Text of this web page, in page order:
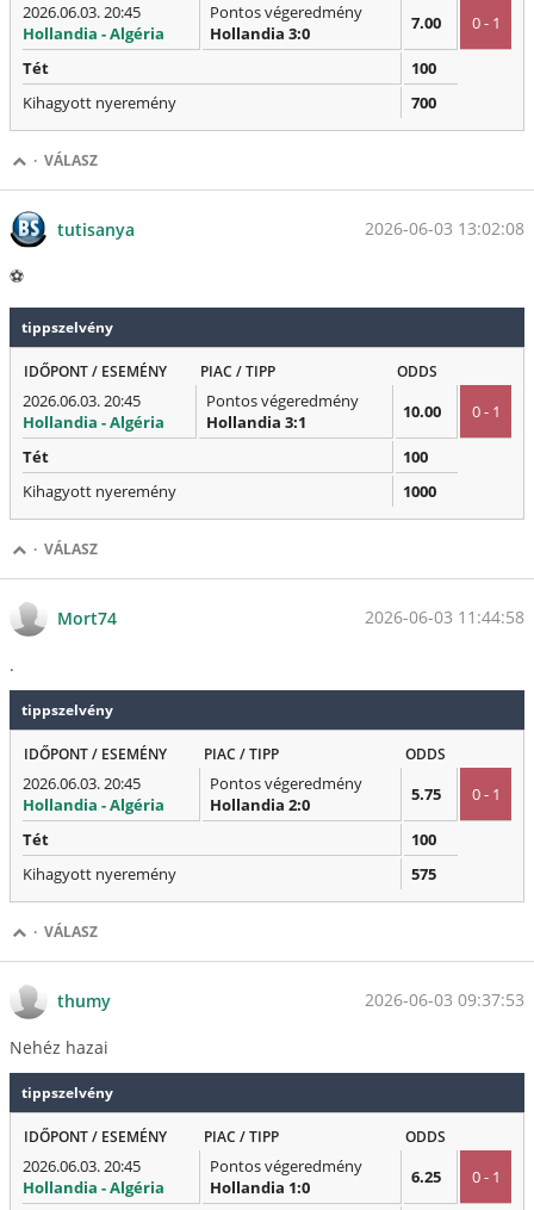
2026.06.03. 20:45
Hollandia - Algéria
Pontos végeredmény
Hollandia 3:0
7.00 0 - 1
Tét
100
Kihagyott nyeremény
700
· VÁLASZ
tutisanya 2026-06-03 13:02:08
⚽
tippszelvény
IDŐPONT / ESEMÉNY PIAC / TIPP ODDS
2026.06.03. 20:45
Hollandia - Algéria
Pontos végeredmény
Hollandia 3:1
10.00 0 - 1
Tét
100
Kihagyott nyeremény
1000
· VÁLASZ
Mort74 2026-06-03 11:44:58
.
tippszelvény
IDŐPONT / ESEMÉNY PIAC / TIPP ODDS
2026.06.03. 20:45
Hollandia - Algéria
Pontos végeredmény
Hollandia 2:0
5.75 0 - 1
Tét
100
Kihagyott nyeremény
575
· VÁLASZ
thumy 2026-06-03 09:37:53
Nehéz hazai
tippszelvény
IDŐPONT / ESEMÉNY PIAC / TIPP ODDS
2026.06.03. 20:45
Hollandia - Algéria
Pontos végeredmény
Hollandia 1:0
6.25 0 - 1